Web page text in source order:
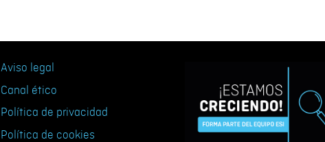
Aviso legal
Canal ético
Política de privacidad
Política de cookies